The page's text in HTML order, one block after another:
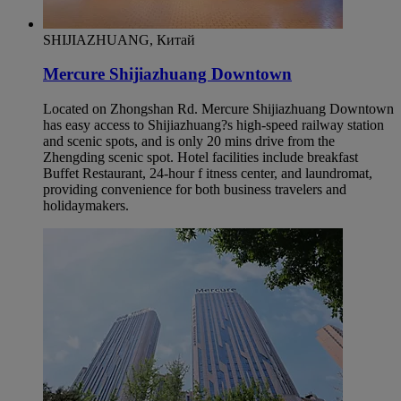
SHIJIAZHUANG, Китай
Mercure Shijiazhuang Downtown
Located on Zhongshan Rd. Mercure Shijiazhuang Downtown
has easy access to Shijiazhuang?s high-speed railway station
and scenic spots, and is only 20 mins drive from the
Zhengding scenic spot. Hotel facilities include breakfast
Buffet Restaurant, 24-hour f itness center, and laundromat,
providing convenience for both business travelers and
holidaymakers.